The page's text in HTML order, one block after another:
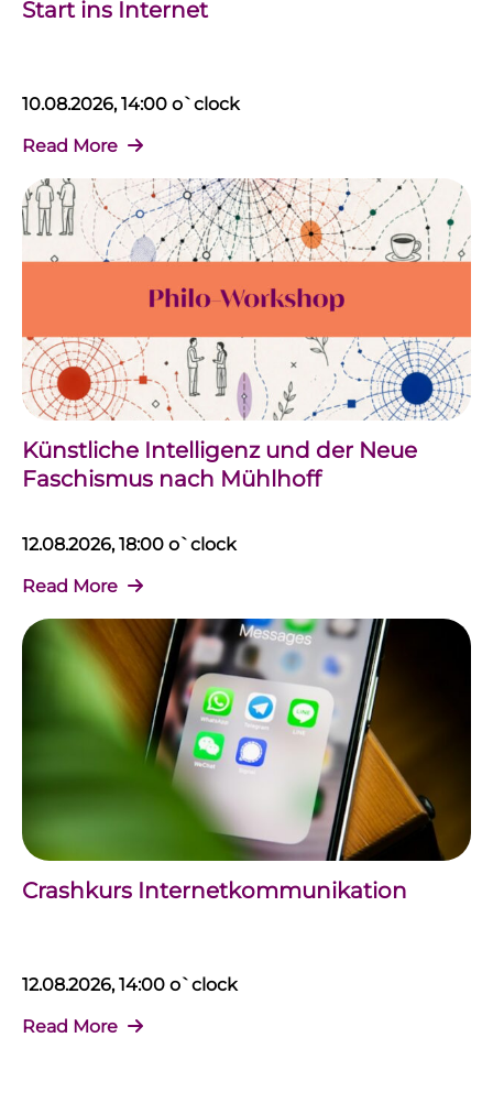
Start ins Internet
10.08.2026, 14:00 o`clock
Read More
Künstliche Intelligenz und der Neue
Faschismus nach Mühlhoff
12.08.2026, 18:00 o`clock
Read More
Crashkurs Internetkommunikation
12.08.2026, 14:00 o`clock
Read More